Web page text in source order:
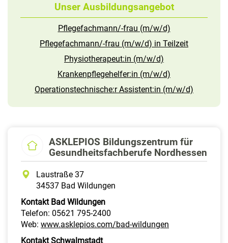
Unser Ausbildungsangebot
Pflegefachmann/-frau (m/w/d)
Pflegefachmann/-frau (m/w/d) in Teilzeit
Physiotherapeut:in (m/w/d)
Krankenpflegehelfer:in (m/w/d)
Operationstechnische:r Assistent:in (m/w/d)
ASKLEPIOS Bildungszentrum für
Gesundheitsfachberufe Nordhessen
Laustraße 37
34537 Bad Wildungen
Kontakt Bad Wildungen
Telefon: 05621 795-2400
Web: www.asklepios.com/bad-wildungen
Kontakt Schwalmstadt